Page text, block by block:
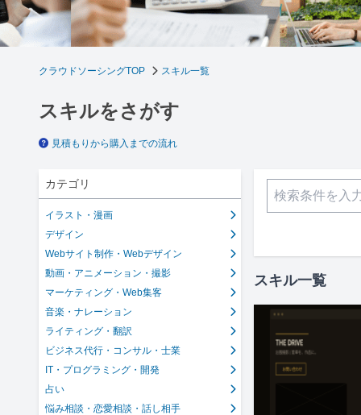
クラウドソーシングTOP スキル一覧
スキルをさがす
見積もりから購入までの流れ
カテゴリ
イラスト・漫画
デザイン
Webサイト制作・Webデザイン
動画・アニメーション・撮影
マーケティング・Web集客
音楽・ナレーション
ライティング・翻訳
ビジネス代行・コンサル・士業
IT・プログラミング・開発
占い
悩み相談・恋愛相談・話し相手
スキル一覧